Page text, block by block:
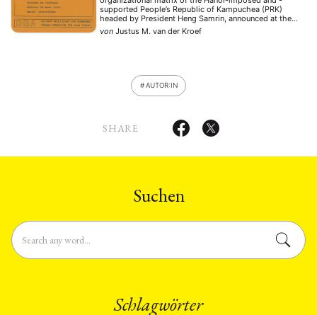
supported People’s Republic of Kampuchea (PRK)
headed by President Heng Samrin, announced at the
close of its „second ordinary meeting“ held in Phnom
Penh, that Pen Sovan, the KPRP’s secretary general and
von Justus M. van der Kroef
AUTOR:IN
SHARE
Suchen
Schlagwörter